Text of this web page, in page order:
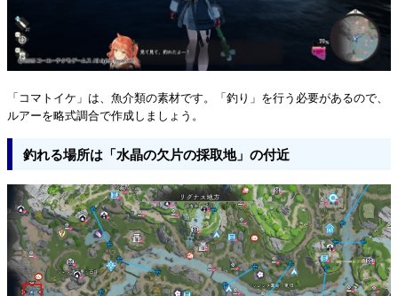
「コマトイケ」は、魚介類の素材です。「釣り」を行う必要があるので、
ルアーを略式調合で作成しましょう。
釣れる場所は「水晶の欠片の採取地」の付近